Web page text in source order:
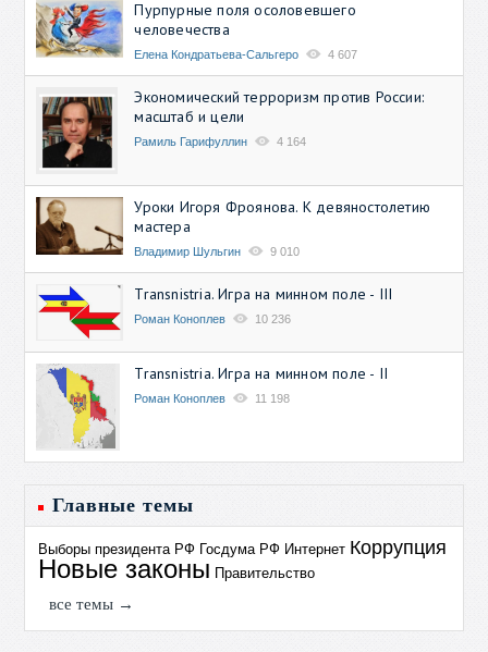
Пурпурные поля осоловевшего
человечества
Елена Кондратьева-Сальгеро 4 607
Экономический терроризм против России:
масштаб и цели
Рамиль Гарифуллин 4 164
Уроки Игоря Фроянова. К девяностолетию
мастера
Владимир Шульгин 9 010
Transnistria. Игра на минном поле - III
Роман Коноплев 10 236
Transnistria. Игра на минном поле - II
Роман Коноплев 11 198
Главные темы
Выборы президента РФ Госдума РФ Интернет Коррупция
Новые законы Правительство
все темы →